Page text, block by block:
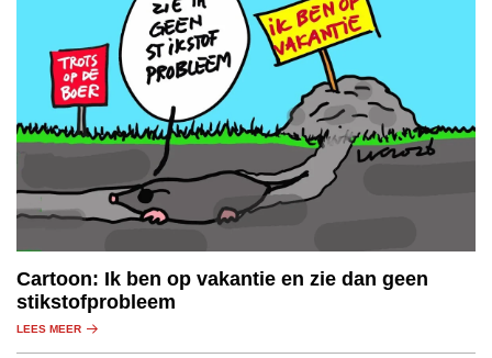
Cartoon: Ik ben op vakantie en zie dan geen
stikstofprobleem
LEES MEER